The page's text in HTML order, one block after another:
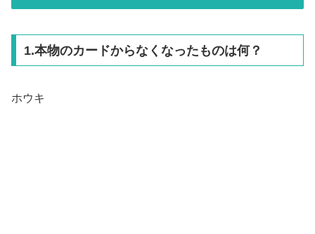
1.本物のカードからなくなったものは何？
ホウキ